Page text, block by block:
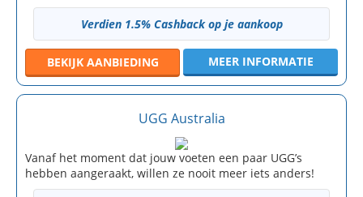
Verdien 1.5% Cashback op je aankoop
BEKIJK AANBIEDING MEER INFORMATIE
UGG Australia
Vanaf het moment dat jouw voeten een paar UGG’s
hebben aangeraakt, willen ze nooit meer iets anders!